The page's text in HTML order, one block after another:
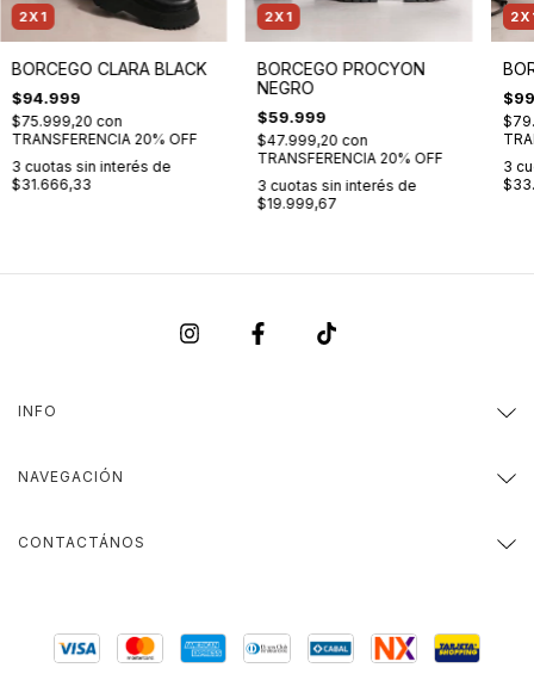
2X1
BORCEGO CLARA BLACK
$94.999
$75.999,20 con
TRANSFERENCIA 20% OFF
3 cuotas sin interés de
$31.666,33
2X1
BORCEGO PROCYON
NEGRO
$59.999
$47.999,20 con
TRANSFERENCIA 20% OFF
3 cuotas sin interés de
$19.999,67
3
INFO
NAVEGACIÓN
CONTACTÁNOS